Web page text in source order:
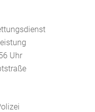
Uhr